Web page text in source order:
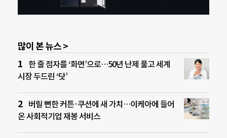
많이 본 뉴스 >
한 줄 점자를 ‘화면’으로…50년 난제 풀고 세계
시장 두드린 ‘닷’
버릴 뻔한 커튼·쿠션에 새 가치…이케아에 들어
온 사회적기업 재봉 서비스